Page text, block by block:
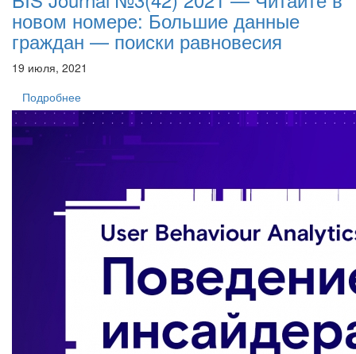
новом номере: Большие данные
граждан — поиски равновесия
19 июля, 2021
Подробнее